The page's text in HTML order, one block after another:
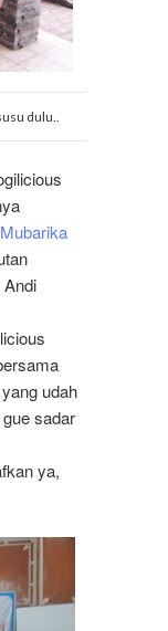
dulu..
Andi
udah
sadar
ya,